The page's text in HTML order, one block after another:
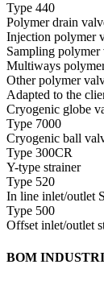
Type 440
Polymer drain
Injection polymer
Sampling polymer
Multiways
Other polymer
Adapted to the
Cryogenic globe
Type 7000
Cryogenic ball
Type 300CR
Y-type strainer
Type 520
In line inlet/outlet
Type 500
Offset inlet/outlet
BOM